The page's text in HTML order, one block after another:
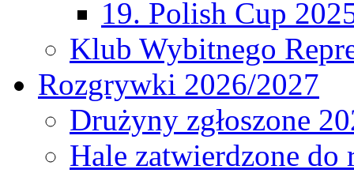
19. Polish Cup
Klub Wybitnego
Rozgrywki 2026/2027
Drużyny zgłoszone
Hale zatwierdzone